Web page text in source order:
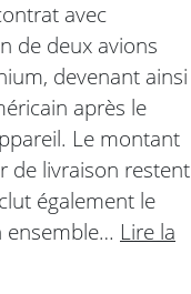
avec
de deux avions
devenant ainsi
après le
Le montant
de livraison restent
également le
ensemble… Lire la